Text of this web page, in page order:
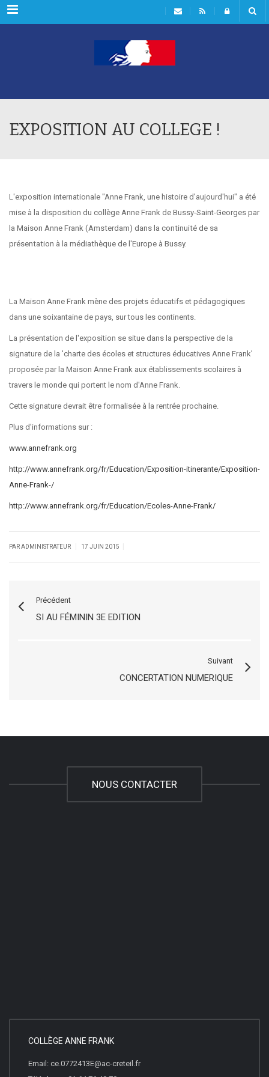
Rubriques
EXPOSITION AU COLLEGE !
L'exposition internationale "Anne Frank, une histoire d'aujourd'hui" a été
mise à la disposition du collège Anne Frank de Bussy-Saint-Georges par
la Maison Anne Frank (Amsterdam) dans la continuité de sa
présentation à la médiathèque de l'Europe à Bussy.
La Maison Anne Frank mène des projets éducatifs et pédagogiques
dans une soixantaine de pays, sur tous les continents.
La présentation de l'exposition se situe dans la perspective de la
signature de la 'charte des écoles et structures éducatives Anne Frank'
proposée par la Maison Anne Frank aux établissements scolaires à
travers le monde qui portent le nom d'Anne Frank.
Cette signature devrait être formalisée à la rentrée prochaine.
Plus d'informations sur :
www.annefrank.org
http://www.annefrank.org/fr/Education/Exposition-itinerante/Exposition-
Anne-Frank-/
http://www.annefrank.org/fr/Education/Ecoles-Anne-Frank/
PAR ADMINISTRATEUR 17 JUIN 2015
Précédent
SI AU FÉMININ 3E EDITION
Suivant
CONCERTATION NUMERIQUE
NOUS CONTACTER
COLLÈGE ANNE FRANK
Email: ce.0772413E@ac-creteil.fr